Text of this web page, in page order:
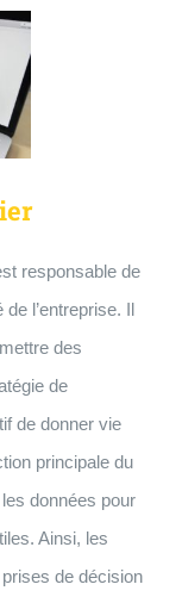
responsable de
de l’entreprise. Il
des
de
de donner vie
principale du
données pour
Ainsi, les
de décision